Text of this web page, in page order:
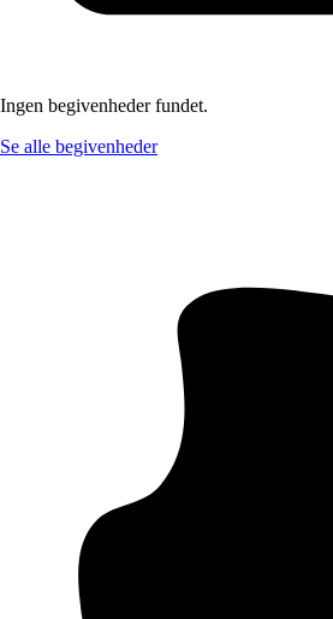
Ingen begivenheder fundet.
Se alle begivenheder